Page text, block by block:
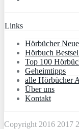
Links
Hörbücher
Hörbuch
Top 100
Geheimtipps
alle Hörbücher
Über uns
Kontakt
Copyright 2016 2017